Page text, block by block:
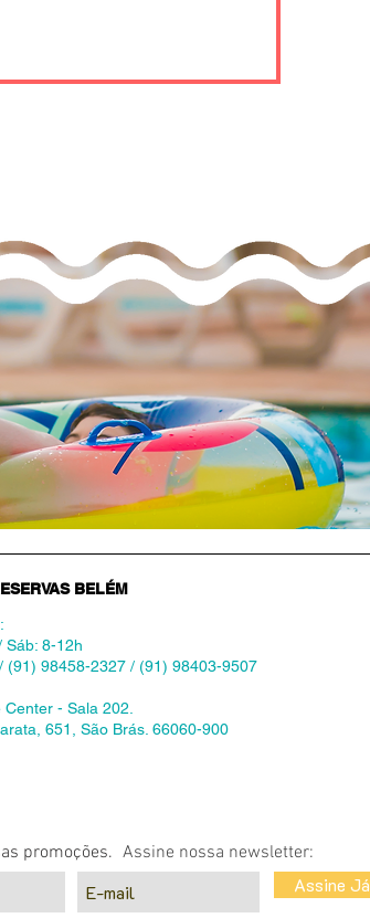
BELÉM
Sáb: 8-12h
(91) 98458-2327 / (91) 98403-9507
- Sala 202.
651, São Brás. 66060-900
promoções. Assine nossa newsletter:
Assine Já